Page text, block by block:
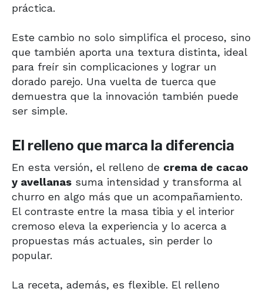
práctica.
Este cambio no solo simplifica el proceso, sino
que también aporta una textura distinta, ideal
para freír sin complicaciones y lograr un
dorado parejo. Una vuelta de tuerca que
demuestra que la innovación también puede
ser simple.
El relleno que marca la diferencia
En esta versión, el relleno de crema de cacao
y avellanas suma intensidad y transforma al
churro en algo más que un acompañamiento.
El contraste entre la masa tibia y el interior
cremoso eleva la experiencia y lo acerca a
propuestas más actuales, sin perder lo
popular.
La receta, además, es flexible. El relleno